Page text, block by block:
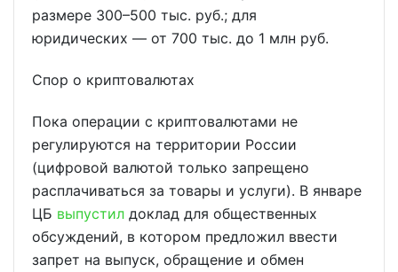
размере 300–500 тыс. руб.; для
юридических — от 700 тыс. до 1 млн руб.
Спор о криптовалютах
Пока операции с криптовалютами не
регулируются на территории России
(цифровой валютой только запрещено
расплачиваться за товары и услуги). В январе
ЦБ выпустил доклад для общественных
обсуждений, в котором предложил ввести
запрет на выпуск, обращение и обмен